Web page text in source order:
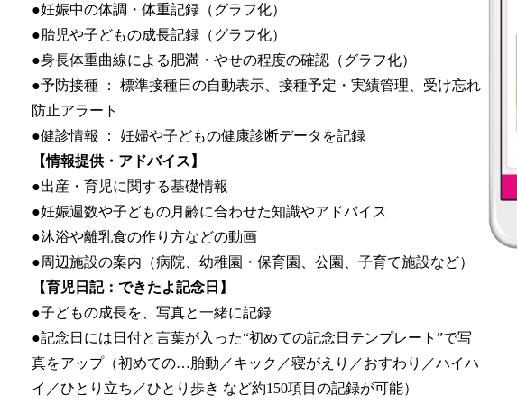
●妊娠中の体調・体重記録（グラフ化）
●胎児や子どもの成長記録（グラフ化）
●身長体重曲線による肥満・やせの程度の確認（グラフ化）
●予防接種 ： 標準接種日の自動表示、接種予定・実績管理、受け忘れ
防止アラート
●健診情報 ： 妊婦や子どもの健康診断データを記録
【情報提供・アドバイス】
●出産・育児に関する基礎情報
●妊娠週数や子どもの月齢に合わせた知識やアドバイス
●沐浴や離乳食の作り方などの動画
●周辺施設の案内（病院、幼稚園・保育園、公園、子育て施設など）
【育児日記：できたよ記念日】
●子どもの成長を、写真と一緒に記録
●記念日には日付と言葉が入った“初めての記念日テンプレート”で写
真をアップ（初めての…胎動／キック／寝がえり／おすわり／ハイハ
イ／ひとり立ち／ひとり歩き など約150項目の記録が可能）